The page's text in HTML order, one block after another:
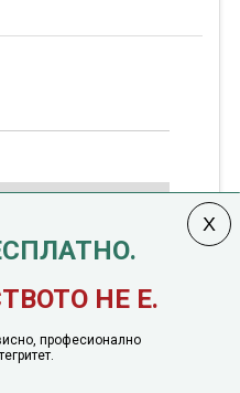
НЕ Е.
професионално